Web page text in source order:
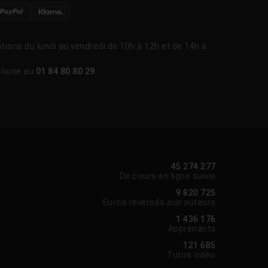
du lundi au vendredi de 10h à 12h et de 14h à
au 01 84 80 80 29.
45 274 277
De cours en ligne suivis
9 820 725
Euros reversés aux auteurs
1 436 176
Apprenants
121 685
Tutos vidéo